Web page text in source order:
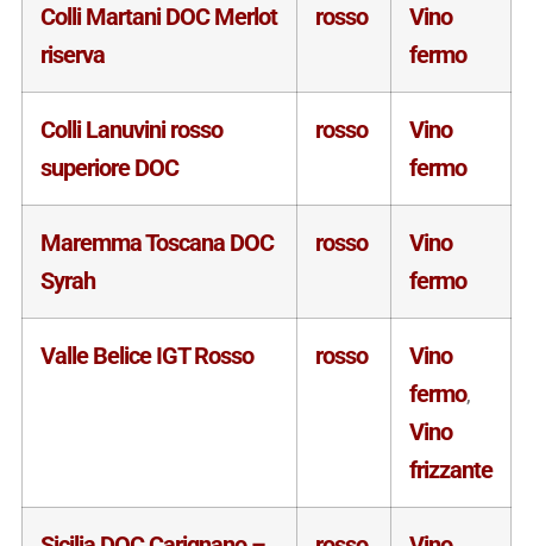
Colli Martani DOC Merlot
riserva
rosso
Vino
fermo
Colli Lanuvini rosso
superiore DOC
rosso
Vino
fermo
Maremma Toscana DOC
Syrah
rosso
Vino
fermo
Valle Belice IGT Rosso rosso
Vino
fermo,
Vino
frizzante